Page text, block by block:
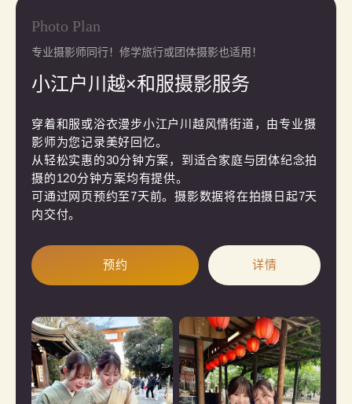
Photo Plan
专业摄影师同行！修学旅行或团体摄影也适用！
小江户川越×和服摄影服务
穿着和服或浴衣漫步小江户川越风情街道，由专业摄
影师为您记录美好回忆。
从轻松实惠的30分钟方案，到适合家庭与团体纪念拍
摄的120分钟方案均有提供。
可通过网页预约至7天前。摄影数据将在拍摄日起7天
内交付。
预约 详情